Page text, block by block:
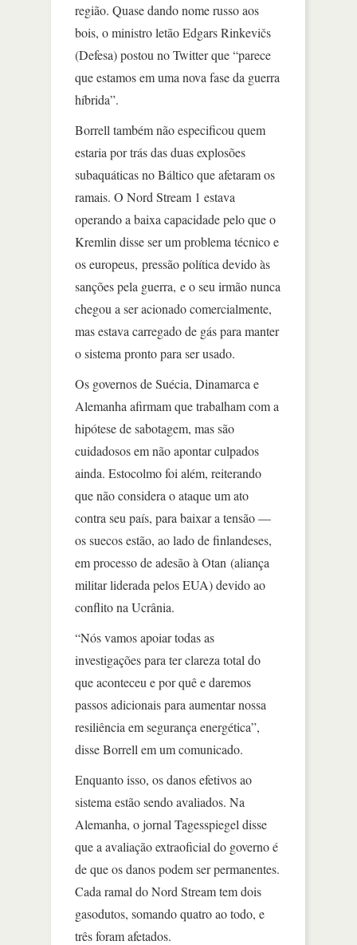
região. Quase dando nome russo aos
bois, o ministro letão Edgars Rinkevičs
(Defesa) postou no Twitter que “parece
que estamos em uma nova fase da guerra
híbrida”.
Borrell também não especificou quem
estaria por trás das duas explosões
subaquáticas no Báltico que afetaram os
ramais. O Nord Stream 1 estava
operando a baixa capacidade pelo que o
Kremlin disse ser um problema técnico e
os europeus, pressão política devido às
sanções pela guerra, e o seu irmão nunca
chegou a ser acionado comercialmente,
mas estava carregado de gás para manter
o sistema pronto para ser usado.
Os governos de Suécia, Dinamarca e
Alemanha afirmam que trabalham com a
hipótese de sabotagem, mas são
cuidadosos em não apontar culpados
ainda. Estocolmo foi além, reiterando
que não considera o ataque um ato
contra seu país, para baixar a tensão —
os suecos estão, ao lado de finlandeses,
em processo de adesão à Otan (aliança
militar liderada pelos EUA) devido ao
conflito na Ucrânia.
“Nós vamos apoiar todas as
investigações para ter clareza total do
que aconteceu e por quê e daremos
passos adicionais para aumentar nossa
resiliência em segurança energética”,
disse Borrell em um comunicado.
Enquanto isso, os danos efetivos ao
sistema estão sendo avaliados. Na
Alemanha, o jornal Tagesspiegel disse
que a avaliação extraoficial do governo é
de que os danos podem ser permanentes.
Cada ramal do Nord Stream tem dois
gasodutos, somando quatro ao todo, e
três foram afetados.